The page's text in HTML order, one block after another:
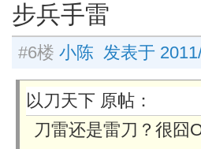
步兵手雷
#6楼 小陈 发表于
以刀天下 原帖：
刀雷还是雷刀？很囧